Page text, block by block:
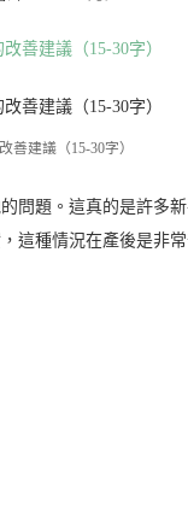
善建議（15-30字）
問題。這真的是許多
這種情況在產後是非